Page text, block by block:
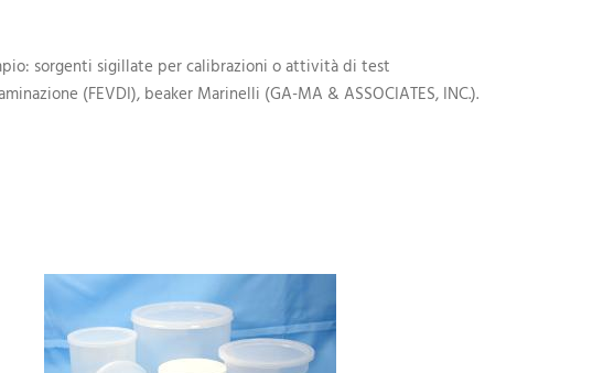
sorgenti sigillate per calibrazioni o attività di test
(FEVDI), beaker Marinelli (GA-MA & ASSOCIATES, INC.).